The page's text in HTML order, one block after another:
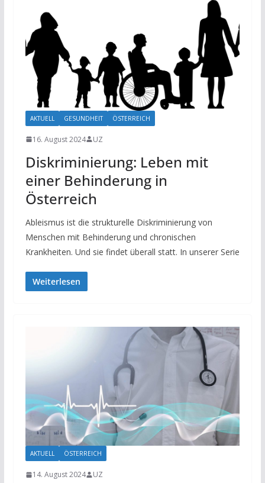
AKTUELL GESUNDHEIT ÖSTERREICH
16. August 2024 UZ
Diskriminierung: Leben mit
einer Behinderung in
Österreich
Ableismus ist die strukturelle Diskriminierung von
Menschen mit Behinderung und chronischen
Krankheiten. Und sie findet überall statt. In unserer Serie
Weiterlesen
AKTUELL ÖSTERREICH
14. August 2024 UZ